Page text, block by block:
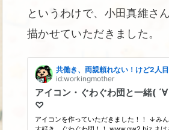
というわけで、小田真維さ
描かせていただきました。